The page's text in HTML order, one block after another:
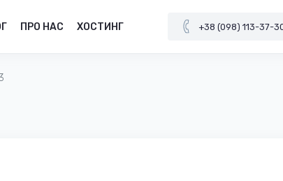
ПРО НАС ХОСТИНГ +38 (098) 113-37-